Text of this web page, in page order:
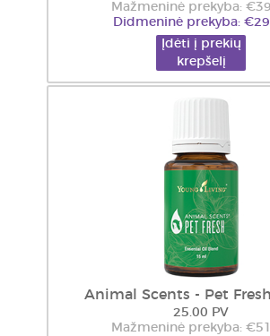
Mažmeninė prekyba:
Didmeninė prekyba:
Įdėti į prekių
krepšelį
Animal Scents - Pet
25.00 PV
Mažmeninė prekyba: